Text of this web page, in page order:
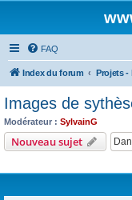
FAQ
Index du forum Projets -
Images de
Modérateur : SylvainG
Nouveau sujet